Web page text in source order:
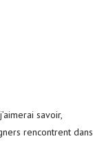
savoir,
rencontrent dans